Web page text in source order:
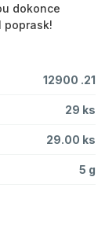
dokonce
poprask!
12900 .21
29 ks
29.00 ks
5 g